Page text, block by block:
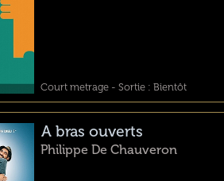
Court metrage - Sortie : Bientôt
A bras ouverts
Philippe De Chauveron